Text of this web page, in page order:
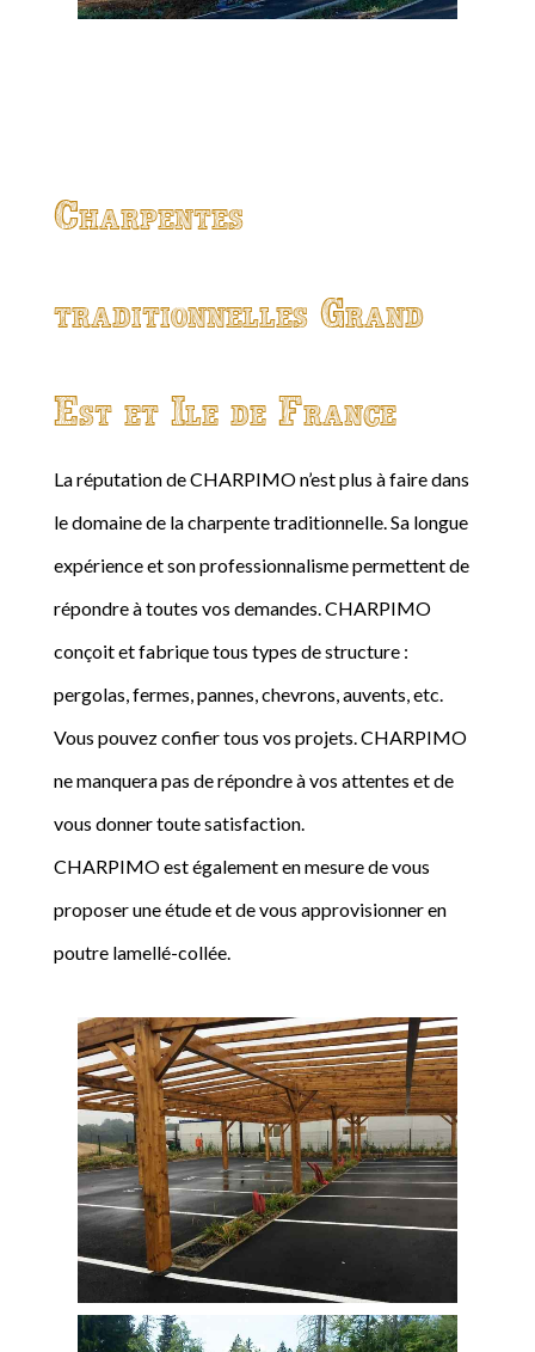
Charpentes
traditionnelles Grand
Est et Ile de France
La réputation de CHARPIMO n’est plus à faire dans
le domaine de la charpente traditionnelle. Sa longue
expérience et son professionnalisme permettent de
répondre à toutes vos demandes. CHARPIMO
conçoit et fabrique tous types de structure :
pergolas, fermes, pannes, chevrons, auvents, etc.
Vous pouvez confier tous vos projets. CHARPIMO
ne manquera pas de répondre à vos attentes et de
vous donner toute satisfaction.
CHARPIMO est également en mesure de vous
proposer une étude et de vous approvisionner en
poutre lamellé-collée.